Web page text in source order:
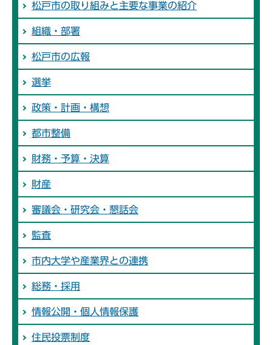
松戸市の取り組みと主要な事業の紹介
組織・部署
松戸市の広報
選挙
政策・計画・構想
都市整備
財務・予算・決算
財産
審議会・研究会・懇話会
監査
市内大学や産業界との連携
総務・採用
情報公開・個人情報保護
住民投票制度